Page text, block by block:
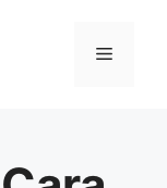
Menu